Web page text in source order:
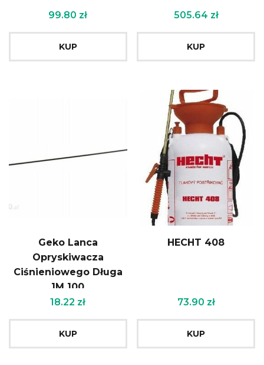
99.80 zł
KUP
505.64 zł
KUP
Geko Lanca
Opryskiwacza
Ciśnieniowego Długa
1M 100
18.22 zł
KUP
HECHT 408
73.90 zł
KUP